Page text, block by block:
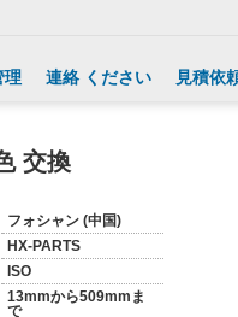
理 連絡 ください 見積依
交換
フォシャン (中国)
HX-PARTS
ISO
13mmから509mmま
で